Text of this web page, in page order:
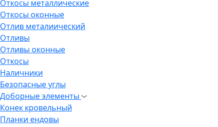
Откосы металлические
Откосы оконные
Отлив металиический
Отливы
Отливы оконные
Откосы
Наличники
Безопасные углы
Доборные элементы
Конек кровельный
Планки ендовы